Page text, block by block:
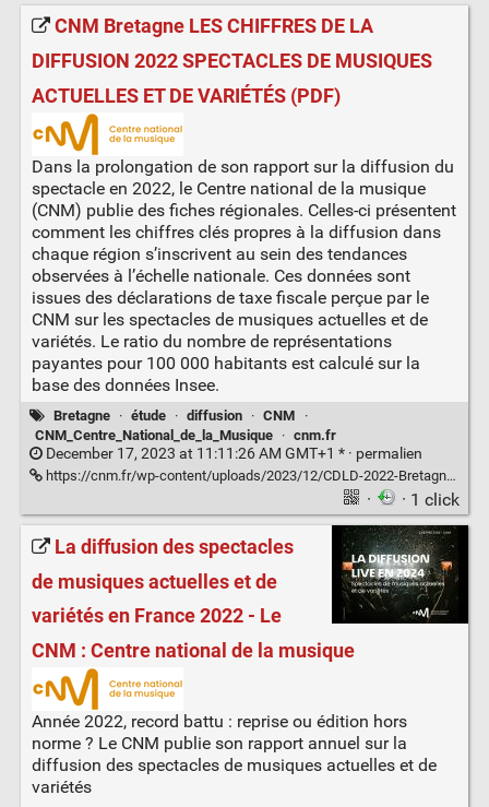
CNM Bretagne LES CHIFFRES DE LA
DIFFUSION 2022 SPECTACLES DE MUSIQUES
ACTUELLES ET DE VARIÉTÉS (PDF)
Dans la prolongation de son rapport sur la diffusion du
spectacle en 2022, le Centre national de la musique
(CNM) publie des fiches régionales. Celles-ci présentent
comment les chiffres clés propres à la diffusion dans
chaque région s’inscrivent au sein des tendances
observées à l’échelle nationale. Ces données sont
issues des déclarations de taxe fiscale perçue par le
CNM sur les spectacles de musiques actuelles et de
variétés. Le ratio du nombre de représentations
payantes pour 100 000 habitants est calculé sur la
base des données Insee.
Bretagne · étude · diffusion · CNM
·
CNM_Centre_National_de_la_Musique
· cnm.fr
December 17, 2023 at 11:11:26 AM GMT+1 * · permalien
https://cnm.fr/wp-content/uploads/2023/12/CDLD-2022-Bretagne.pdf
· · 1 click
La diffusion des spectacles
de musiques actuelles et de
variétés en France 2022 - Le
CNM : Centre national de la musique
Année 2022, record battu : reprise ou édition hors
norme ? Le CNM publie son rapport annuel sur la
diffusion des spectacles de musiques actuelles et de
variétés